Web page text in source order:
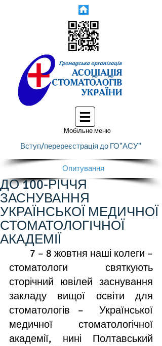
Мобільне меню
Вступ/перереєстрація до ГО"АСУ"
Опитування
ДО 100-РІЧЧЯ
ЗАСНУВАННЯ
УКРАЇНСЬКОЇ МЕДИЧНОЇ
СТОМАТОЛОГІЧНОЇ
АКАДЕМІЇ
стоматологи святкують
сторічний ювілей заснування
закладу вищої освіти для
стоматологів –  Української
медичної стоматологічної
академії, нині Полтавський